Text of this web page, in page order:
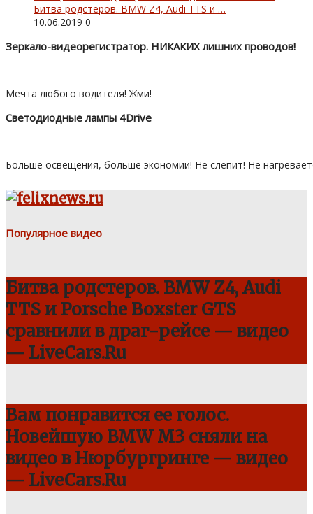
Битва родстеров. BMW Z4, Audi TTS и …
10.06.2019 0
Зеркало-видеорегистратор. НИКАКИХ лишних проводов!
Мечта любого водителя! Жми!
Светодиодные лампы 4Drive
Больше освещения, больше экономии! Не слепит! Не
Популярное видео
Битва родстеров. BMW Z4, Audi
TTS и Porsche Boxster GTS
сравнили в драг-рейсе — видео
— LiveCars.Ru
Вам понравится ее голос.
Новейшую BMW M3 сняли на
видео в Нюрбургринге — видео
— LiveCars.Ru